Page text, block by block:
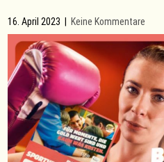
16. April 2023 Keine Kommentare